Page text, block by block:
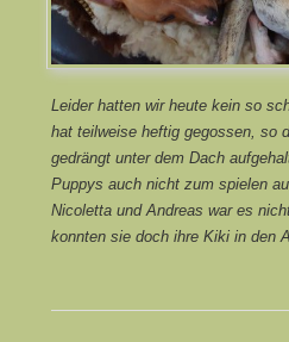
Leider hatten wir heute kein so
hat teilweise heftig gegossen, so
gedrängt unter dem Dach
Puppys auch nicht zum spielen
Nicoletta und Andreas war es
konnten sie doch ihre Kiki in den